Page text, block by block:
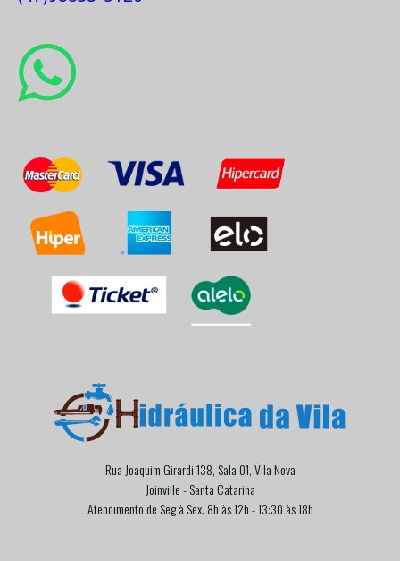
Rua Joaquim Girardi 138, Sala 01, Vila Nova
Joinville - Santa Catarina
Atendimento de Seg à Sex. 8h às 12h - 13:30 às 18h